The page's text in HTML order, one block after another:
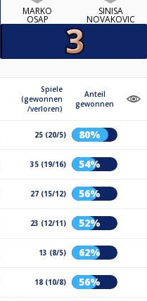
MARKO
OSAP
SINISA
NOVAKOVIC
Spiele
(gewonnen
/verloren)
Anteil
gewonnen
25 (20/5) 80%
35 (19/16) 54%
27 (15/12) 56%
23 (12/11) 52%
13 (8/5) 62%
18 (10/8) 56%